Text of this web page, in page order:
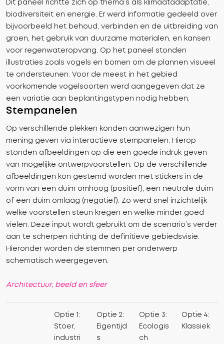
Dit paneel richtte zich op thema’s als klimaatadaptatie,
biodiversiteit en energie. Er werd informatie gedeeld over
bijvoorbeeld het behoud, verbinden en de uitbreiding van
groen, het gebruik van duurzame materialen, en kansen
voor regenwateropvang. Op het paneel stonden
illustraties zoals vogels en bomen om de plannen visueel
te ondersteunen. Voor de meest in het gebied
voorkomende vogelsoorten werd aangegeven dat ze
een variatie aan beplantingstypen nodig hebben.
Stempanelen
Op verschillende plekken konden aanwezigen hun
mening geven via interactieve stempanelen. Hierop
stonden afbeeldingen op die een goede indruk geven
van mogelijke ontwerpvoorstellen. Op de verschillende
afbeeldingen kon gestemd worden met stickers in de
vorm van een duim omhoog (positief), een neutrale duim
of een duim omlaag (negatief). Zo werd snel inzichtelijk
welke voorstellen steun kregen en welke minder goed
vielen. Deze input wordt gebruikt om de scenario’s verder
aan te scherpen richting de definitieve gebiedsvisie.
Hieronder worden de stemmen per onderwerp
schematisch weergegeven.
Architectuur, beeld en sfeer
Optie 1:
Stoer,
industri
Optie 2:
Eigentijd
s
Optie 3:
Ecologis
ch
Optie 4:
Klassiek